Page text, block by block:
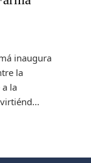
inaugura
la
la